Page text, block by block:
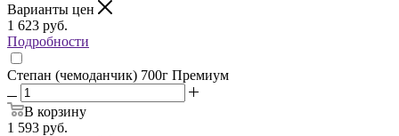
Варианты цен
1 623 руб.
Подробности
Степан (чемоданчик) 700г Премиум
В корзину
1 593 руб.